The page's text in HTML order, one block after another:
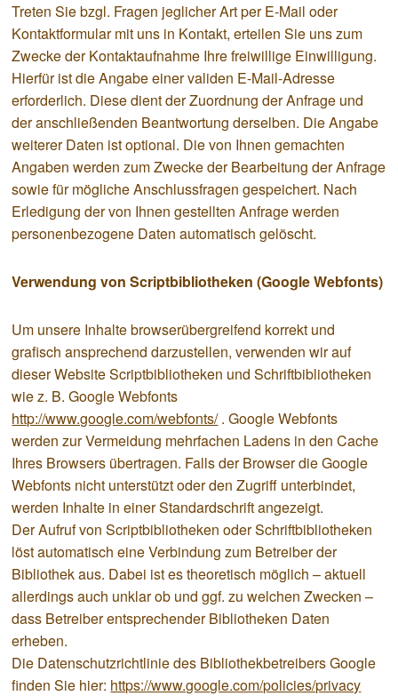
Treten Sie bzgl. Fragen jeglicher Art per E-Mail oder
Kontaktformular mit uns in Kontakt, erteilen Sie uns zum
Zwecke der Kontaktaufnahme Ihre freiwillige Einwilligung.
Hierfür ist die Angabe einer validen E-Mail-Adresse
erforderlich. Diese dient der Zuordnung der Anfrage und
der anschließenden Beantwortung derselben. Die Angabe
weiterer Daten ist optional. Die von Ihnen gemachten
Angaben werden zum Zwecke der Bearbeitung der Anfrage
sowie für mögliche Anschlussfragen gespeichert. Nach
Erledigung der von Ihnen gestellten Anfrage werden
personenbezogene Daten automatisch gelöscht.
Verwendung von Scriptbibliotheken (Google Webfonts)
Um unsere Inhalte browserübergreifend korrekt und
grafisch ansprechend darzustellen, verwenden wir auf
dieser Website Scriptbibliotheken und Schriftbibliotheken
wie z. B. Google Webfonts
http://www.google.com/webfonts/. Google Webfonts
werden zur Vermeidung mehrfachen Ladens in den Cache
Ihres Browsers übertragen. Falls der Browser die Google
Webfonts nicht unterstützt oder den Zugriff unterbindet,
werden Inhalte in einer Standardschrift angezeigt.
Der Aufruf von Scriptbibliotheken oder Schriftbibliotheken
löst automatisch eine Verbindung zum Betreiber der
Bibliothek aus. Dabei ist es theoretisch möglich – aktuell
allerdings auch unklar ob und ggf. zu welchen Zwecken –
dass Betreiber entsprechender Bibliotheken Daten
erheben.
Die Datenschutzrichtlinie des Bibliothekbetreibers Google
finden Sie hier: https://www.google.com/policies/privacy